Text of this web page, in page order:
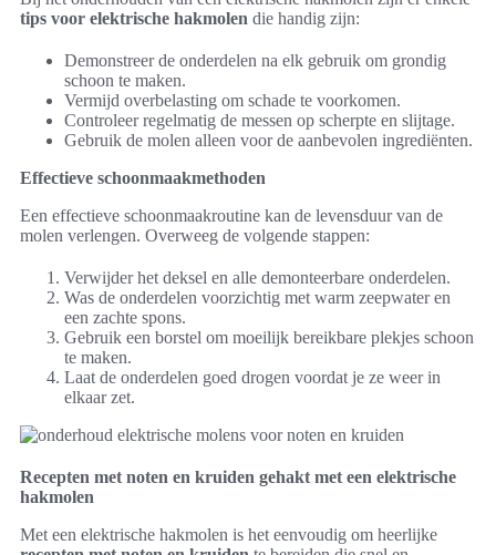
tips voor elektrische hakmolen die handig zijn:
Demonstreer de onderdelen na elk gebruik om grondig
schoon te maken.
Vermijd overbelasting om schade te voorkomen.
Controleer regelmatig de messen op scherpte en slijtage.
Gebruik de molen alleen voor de aanbevolen ingrediënten.
Effectieve schoonmaakmethoden
Een effectieve schoonmaakroutine kan de levensduur van de
molen verlengen. Overweeg de volgende stappen:
Verwijder het deksel en alle demonteerbare onderdelen.
Was de onderdelen voorzichtig met warm zeepwater en
een zachte spons.
Gebruik een borstel om moeilijk bereikbare plekjes schoon
te maken.
Laat de onderdelen goed drogen voordat je ze weer in
elkaar zet.
Recepten met noten en kruiden gehakt met een elektrische
hakmolen
Met een elektrische hakmolen is het eenvoudig om heerlijke